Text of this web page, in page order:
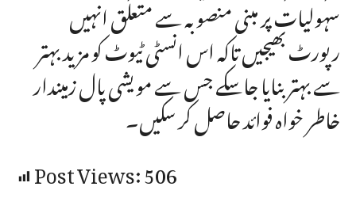
سہولیات پر مبنی منصوبہ سے متعلق انہیں
رپورٹ بھیجیں تاکہ اس انسٹی ٹیوٹ کو مزید بہتر
سے بہتر بنایا جاسکے جس سے مویشی پال زمیندار
خاطر خواہ فوائد حاصل کر سکیں۔
Post Views:506